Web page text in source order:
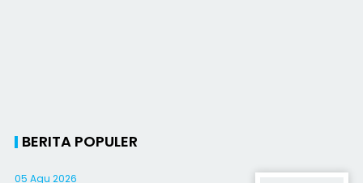
BERITA POPULER
05 Agu 2026